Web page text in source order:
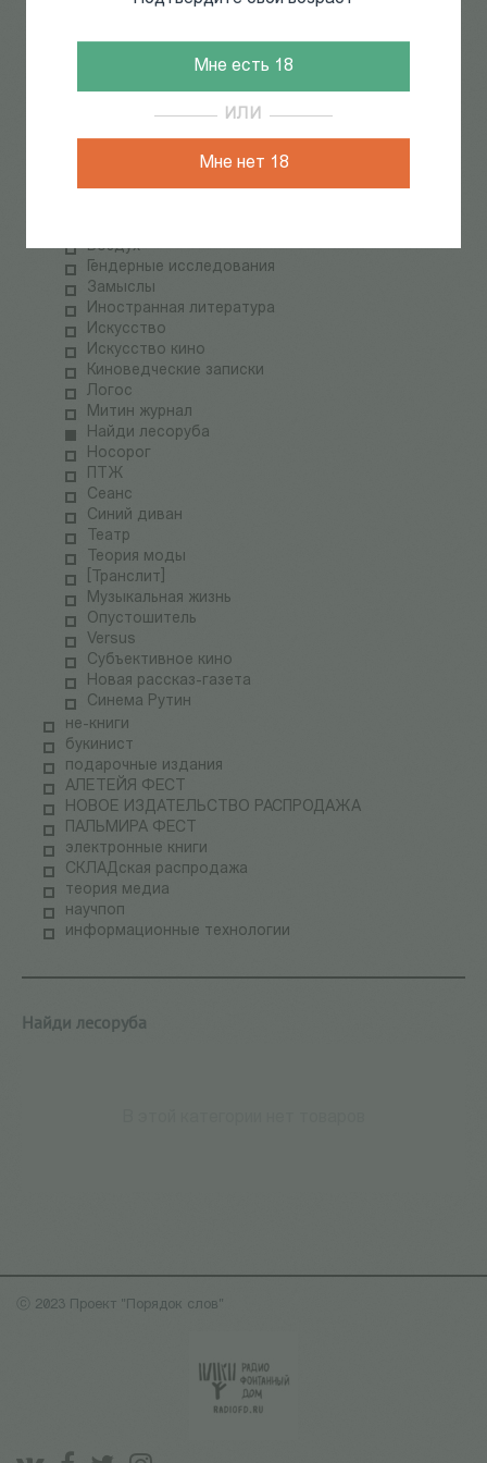
Мне есть 18
ИЛИ
Мне нет 18
культура повседневности
документальная литература
журналы
Воздух
Гендерные исследования
Замыслы
Иностранная литература
Искусство
Искусство кино
Киноведческие записки
Логос
Митин журнал
Найди лесоруба
Носорог
ПТЖ
Сеанс
Синий диван
Театр
Теория моды
[Транслит]
Музыкальная жизнь
Опустошитель
Versus
Субъективное кино
Новая рассказ-газета
Синема Рутин
не-книги
букинист
подарочные издания
АЛЕТЕЙЯ ФЕСТ
НОВОЕ ИЗДАТЕЛЬСТВО РАСПРОДАЖА
ПАЛЬМИРА ФЕСТ
электронные книги
СКЛАДская распродажа
теория медиа
научпоп
информационные технологии
Найди лесоруба
ⓒ 2023 Проект "Порядок слов"